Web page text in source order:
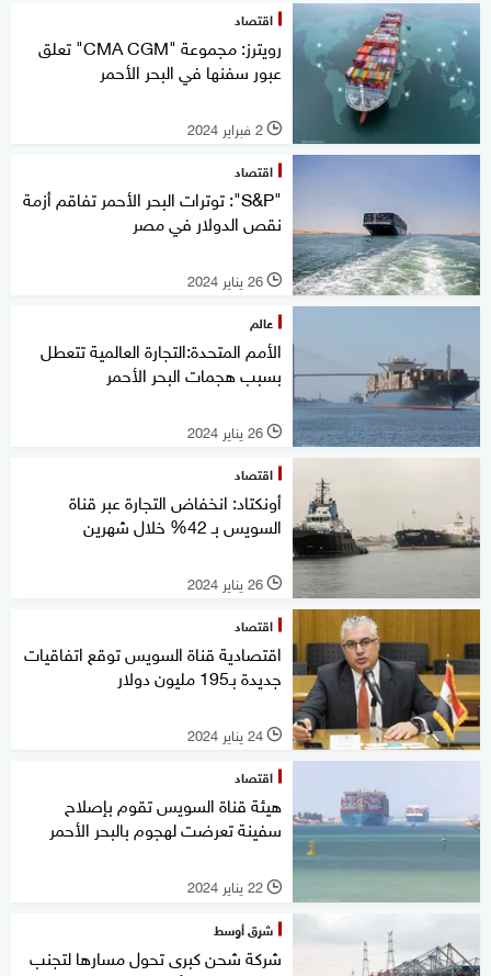
اقتصاد
رويترز: مجموعة "CMA CGM" تعلق
عبور سفنها في البحر الأحمر
l 2 فبراير 2024
اقتصاد
"S&P": توترات البحر الأحمر تفاقم أزمة
نقص الدولار في مصر
l 26 يناير 2024
عالم
الأمم المتحدة:التجارة العالمية تتعطل
بسبب هجمات البحر الأحمر
l 26 يناير 2024
اقتصاد
أونكتاد: انخفاض التجارة عبر قناة
السويس بـ 42% خلال شهرين
l 26 يناير 2024
اقتصاد
اقتصادية قناة السويس توقع اتفاقيات
جديدة بـ195 مليون دولار
l 24 يناير 2024
اقتصاد
هيئة قناة السويس تقوم بإصلاح
سفينة تعرضت لهجوم بالبحر الأحمر
l 22 يناير 2024
شرق أوسط
شركة شحن كبرى تحول مسارها لتجنب